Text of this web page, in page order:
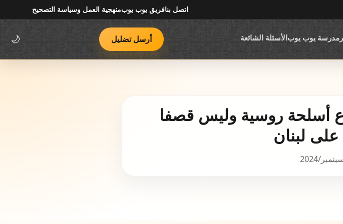
اتصل بنافريق يوب يوبمنهجية العمل وسياسة التصحيح
مدرسة يوب يوبالأسئلة الشائعة أرسل تضليل 🌙
أسلحة روسية وليس قصفا
على لبنان